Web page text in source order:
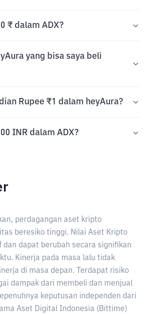
₹ dalam ADX?
yang bisa saya beli
Rupee ₹1 dalam heyAura?
INR dalam ADX?
perdagangan aset kripto
beresiko tinggi. Nilai Aset Kripto
dapat berubah secara signifikan
Kinerja pada masa lalu tidak
di masa depan. Terdapat risiko
dampak dari membeli dan menjual
keputusan independen dari
Aset Digital Indonesia (Bittime)